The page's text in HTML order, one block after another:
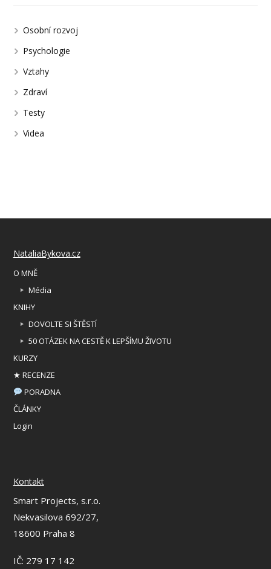
Osobní rozvoj
Psychologie
Vztahy
Zdraví
Testy
Videa
NataliaBykova.cz
O MNĚ
Média
KNIHY
DOVOLTE SI ŠTĚSTÍ
50 OTÁZEK NA CESTĚ K LEPŠÍMU ŽIVOTU
KURZY
★ RECENZE
PORADNA
ČLÁNKY
Login
Kontakt
Smart Projects, s.r.o.
Nekvasilova 692/27,
18600 Praha 8
IČ: 279 17 142